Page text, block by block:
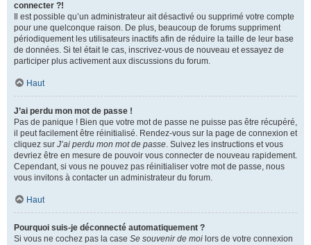
connecter ?!
Il est possible qu’un administrateur ait désactivé ou supprimé votre compte
pour une quelconque raison. De plus, beaucoup de forums suppriment
périodiquement les utilisateurs inactifs afin de réduire la taille de leur base
de données. Si tel était le cas, inscrivez-vous de nouveau et essayez de
participer plus activement aux discussions du forum.
Haut
J’ai perdu mon mot de passe !
Pas de panique ! Bien que votre mot de passe ne puisse pas être récupéré,
il peut facilement être réinitialisé. Rendez-vous sur la page de connexion et
cliquez sur J’ai perdu mon mot de passe. Suivez les instructions et vous
devriez être en mesure de pouvoir vous connecter de nouveau rapidement.
Cependant, si vous ne pouvez pas réinitialiser votre mot de passe, nous
vous invitons à contacter un administrateur du forum.
Haut
Pourquoi suis-je déconnecté automatiquement ?
Si vous ne cochez pas la case Se souvenir de moi lors de votre connexion